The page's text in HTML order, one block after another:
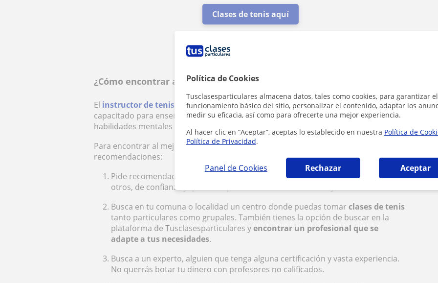
Política de Cookies
Tusclasesparticulares almacena datos, tales como cookies, para garantizar el
funcionamiento básico del sitio, personalizar el contenido, adaptar los
medir su eficacia, así como para ofrecerte una mejor experiencia.
Al hacer clic en “Aceptar”, aceptas lo establecido en nuestra Política de
Política de Privacidad.
Panel de Cookies Rechazar Aceptar
Clases de tenis aquí
¿Cómo encontrar al entrenador de tenis ideal?
El instructor de tenis
es un profesional que conoce muy bien el juego y está
capacitado para enseñar a otros tanto la técnica, la estrategia del juego y las
habilidades mentales que debes poner a la hora de jugar.
Para encontrar al mejor
profesor de tenis, te dejamos a continuación algunas
recomendaciones:
Pide recomendaciones, intenta
buscar a un profesional recomendado
por
otros, de confianza y que otras personas conozcan su trabajo.
Busca en tu comuna o localidad un centro donde puedas tomarclases de tenis
tanto particulares como grupales. También tienes la opción de buscar en la
plataforma de Tusclasesparticulares yencontrar un profesional que se
adapte a tus necesidades.
Busca a un experto, alguien que tenga alguna certificación y vasta experiencia.
No querrás botar tu dinero con profesores no calificados.